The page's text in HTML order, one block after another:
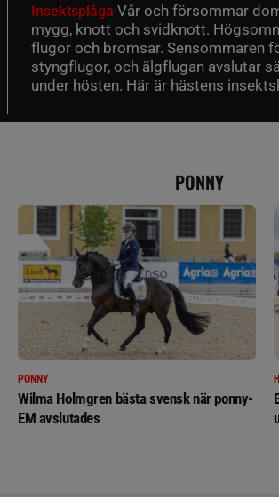
Insektsplåga Vår och försommar
mygg, knott och svidknott.
flugor och bromsar. Sensommaren
styngflugor, och älgflugan avslutar
under hösten. Här är hästens
PONNY
PONNY
Wilma Holmgren bästa svensk när ponny-
EM avslutades